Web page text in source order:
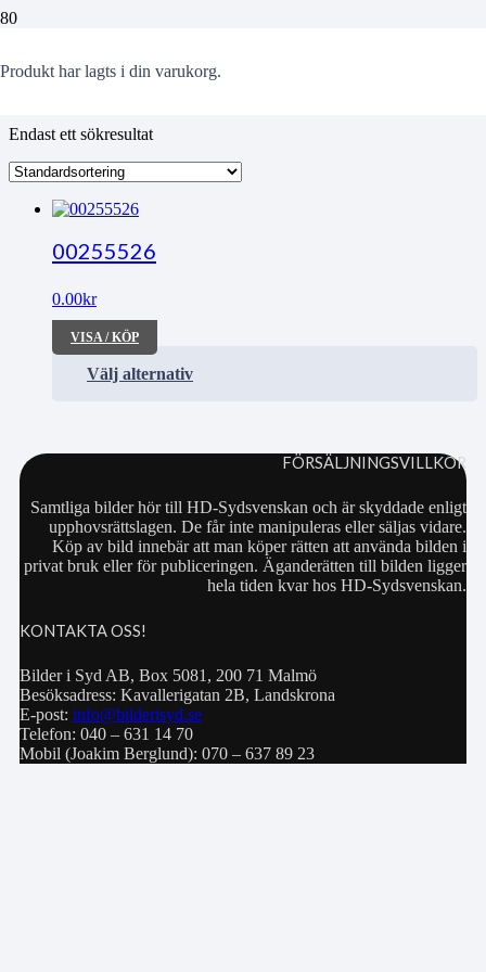
Produkt har lagts i din varukorg.
SM-finalhandboll
Endast ett sökresultat
00255526
0.00kr
VISA / KÖP
Välj alternativ
FÖRSÄLJNINGSVILLKOR
Samtliga bilder hör till HD-Sydsvenskan och är skyddade enligt
upphovsrättslagen. De får inte manipuleras eller säljas vidare.
Köp av bild innebär att man köper rätten att använda bilden i
privat bruk eller för publiceringen. Äganderätten till bilden ligger
hela tiden kvar hos HD-Sydsvenskan.
KONTAKTA OSS!
Bilder i Syd AB, Box 5081, 200 71 Malmö
Besöksadress: Kavallerigatan 2B, Landskrona
E-post: info@bilderisyd.se
Telefon: 040 – 631 14 70
Mobil (Joakim Berglund): 070 – 637 89 23